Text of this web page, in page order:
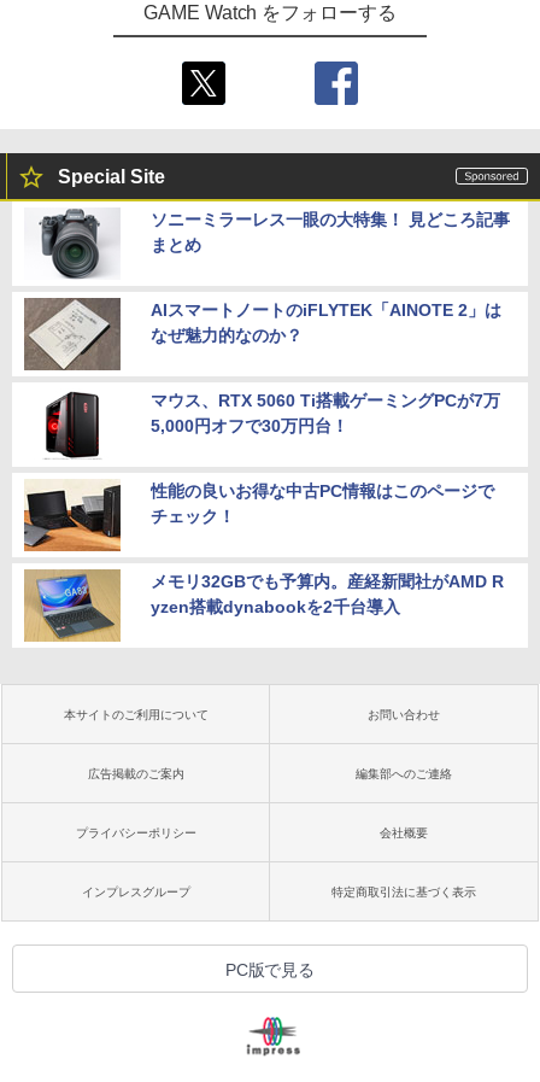
GAME Watch をフォローする
Special Site
ソニーミラーレス一眼の大特集！ 見どころ記事
まとめ
AIスマートノートのiFLYTEK「AINOTE 2」は
なぜ魅力的なのか？
マウス、RTX 5060 Ti搭載ゲーミングPCが7万
5,000円オフで30万円台！
性能の良いお得な中古PC情報はこのページで
チェック！
メモリ32GBでも予算内。産経新聞社がAMD R
yzen搭載dynabookを2千台導入
本サイトのご利用について お問い合わせ
広告掲載のご案内 編集部へのご連絡
プライバシーポリシー 会社概要
インプレスグループ 特定商取引法に基づく表示
PC版で見る